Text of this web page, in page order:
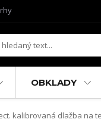
OBKLADY
kalibrovaná dlažba na